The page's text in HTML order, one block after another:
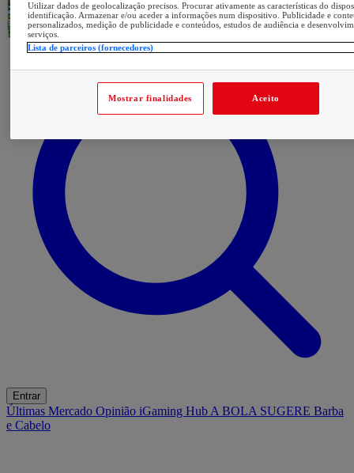
Entrar
Últimas Mercado Opinião iGaming Hub A BOLA SUGERE Barba
e Cabelo
Utilizar dados de geolocalização precisos. Procurar ativamente as características do
identificação. Armazenar e/ou aceder a informações num dispositivo. Publicidade e
personalizados, medição de publicidade e conteúdos, estudos de audiência e
serviços.
Lista de parceiros (fornecedores)
Mostrar finalidades Aceito